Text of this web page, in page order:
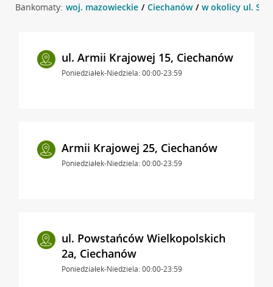
Bankomaty: woj. mazowieckie Ciechanów w okolicy ul.
ul. Armii Krajowej 15, Ciechanów
Poniedziałek-Niedziela: 00:00-23:59
Armii Krajowej 25, Ciechanów
Poniedziałek-Niedziela: 00:00-23:59
ul. Powstańców Wielkopolskich
2a, Ciechanów
Poniedziałek-Niedziela: 00:00-23:59